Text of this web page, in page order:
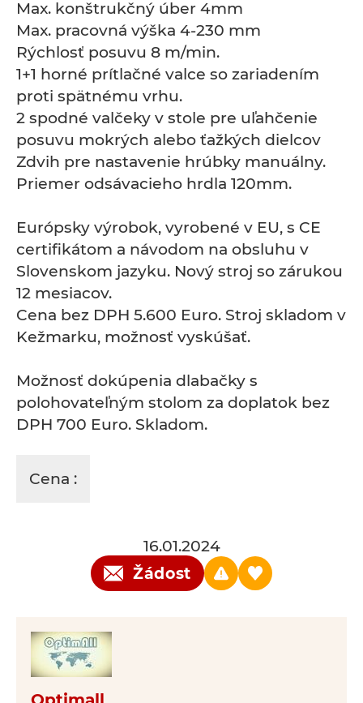
Max. konštrukčný úber 4mm
Max. pracovná výška 4-230 mm
Rýchlosť posuvu 8 m/min.
1+1 horné prítlačné valce so zariadením
proti spätnému vrhu.
2 spodné valčeky v stole pre uľahčenie
posuvu mokrých alebo ťažkých dielcov
Zdvih pre nastavenie hrúbky manuálny.
Priemer odsávacieho hrdla 120mm.
Európsky výrobok, vyrobené v EU, s CE
certifikátom a návodom na obsluhu v
Slovenskom jazyku. Nový stroj so zárukou
12 mesiacov.
Cena bez DPH 5.600 Euro. Stroj skladom v
Kežmarku, možnosť vyskúšať.
Možnosť dokúpenia dlabačky s
polohovateľným stolom za doplatok bez
DPH 700 Euro. Skladom.
Cena :
16.01.2024
Žádost